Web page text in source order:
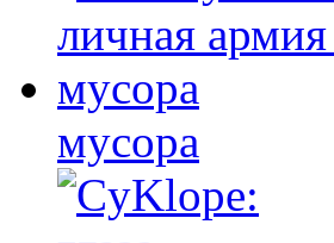
мусора